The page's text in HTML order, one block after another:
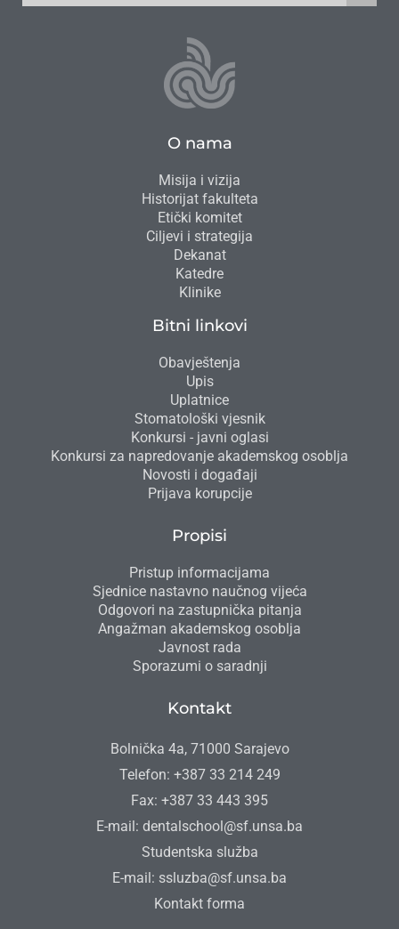
O nama
Misija i vizija
Historijat fakulteta
Etički komitet
Ciljevi i strategija
Dekanat
Katedre
Klinike
Bitni linkovi
Obavještenja
Upis
Uplatnice
Stomatološki vjesnik
Konkursi - javni oglasi
Konkursi za napredovanje akademskog osoblja
Novosti i događaji
Prijava korupcije
Propisi
Pristup informacijama
Sjednice nastavno naučnog vijeća
Odgovori na zastupnička pitanja
Angažman akademskog osoblja
Javnost rada
Sporazumi o saradnji
Kontakt
Bolnička 4a, 71000 Sarajevo
Telefon: +387 33 214 249
Fax: +387 33 443 395
E-mail: dentalschool@sf.unsa.ba
Studentska služba
E-mail: ssluzba@sf.unsa.ba
Kontakt forma